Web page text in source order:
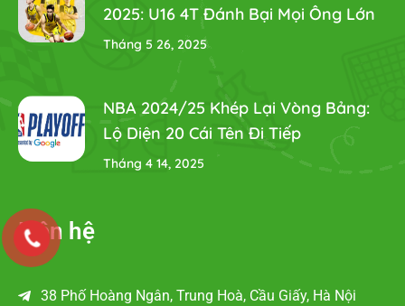
2025: U16 4T Đánh Bại Mọi Ông Lớn
Tháng 5 26, 2025
NBA 2024/25 Khép Lại Vòng Bảng:
Lộ Diện 20 Cái Tên Đi Tiếp
Tháng 4 14, 2025
Liên hệ
38 Phố Hoàng Ngân, Trung Hoà, Cầu Giấy, Hà Nội